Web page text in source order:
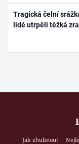
Tragická čelní
lidé utrpěli těžká
Jak zhubnout